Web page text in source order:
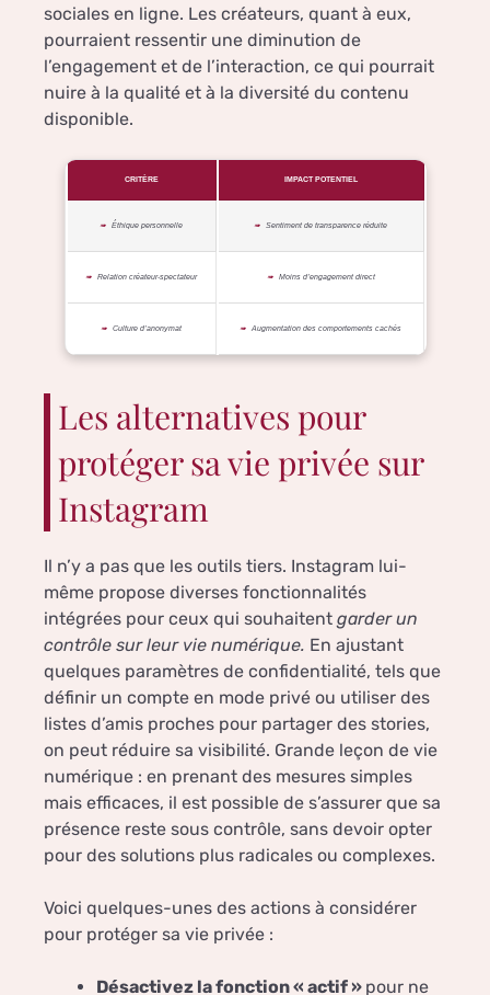
sociales en ligne. Les créateurs, quant à eux,
pourraient ressentir une diminution de
l’engagement et de l’interaction, ce qui pourrait
nuire à la qualité et à la diversité du contenu
disponible.
CRITÈRE IMPACT POTENTIEL
Éthique personnelle Sentiment de transparence réduite
Relation créateur-spectateur Moins d’engagement direct
Culture d’anonymat Augmentation des comportements cachés
Les alternatives pour
protéger sa vie privée sur
Instagram
Il n’y a pas que les outils tiers. Instagram lui-
même propose diverses fonctionnalités
intégrées pour ceux qui souhaitent garder un
contrôle sur leur vie numérique. En ajustant
quelques paramètres de confidentialité, tels que
définir un compte en mode privé ou utiliser des
listes d’amis proches pour partager des stories,
on peut réduire sa visibilité. Grande leçon de vie
numérique : en prenant des mesures simples
mais efficaces, il est possible de s’assurer que sa
présence reste sous contrôle, sans devoir opter
pour des solutions plus radicales ou complexes.
Voici quelques-unes des actions à considérer
pour protéger sa vie privée :
Désactivez la fonction « actif » pour ne